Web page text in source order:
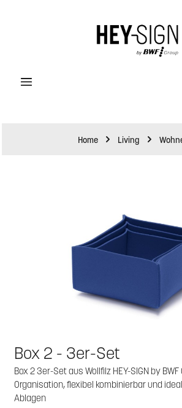
Home Living
Box 2 - 3er-Set
Box 2 3er-Set aus Wollfilz HEY-SIGN by
Organisation, flexibel kombinierbar und
Ablagen